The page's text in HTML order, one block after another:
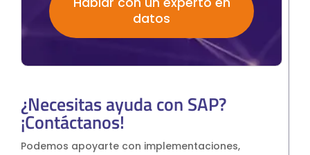
datos
¿Necesitas ayuda con SAP?
¡Contáctanos!
Podemos apoyarte con implementaciones,